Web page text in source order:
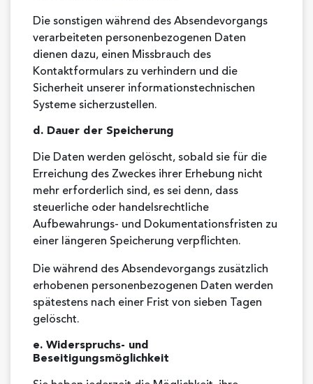
Die sonstigen während des Absendevorgangs
verarbeiteten personenbezogenen Daten
dienen dazu, einen Missbrauch des
Kontaktformulars zu verhindern und die
Sicherheit unserer informationstechnischen
Systeme sicherzustellen.
d. Dauer der Speicherung
Die Daten werden gelöscht, sobald sie für die
Erreichung des Zweckes ihrer Erhebung nicht
mehr erforderlich sind, es sei denn, dass
steuerliche oder handelsrechtliche
Aufbewahrungs- und Dokumentationsfristen zu
einer längeren Speicherung verpflichten.
Die während des Absendevorgangs zusätzlich
erhobenen personenbezogenen Daten werden
spätestens nach einer Frist von sieben Tagen
gelöscht.
e. Widerspruchs- und
Beseitigungsmöglichkeit